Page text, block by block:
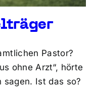
Pastor?
ohne Arzt“, hörte
sagen. Ist das so?